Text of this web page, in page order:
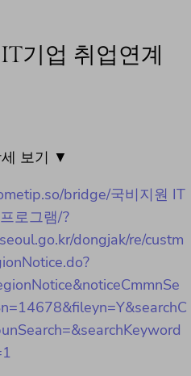
기업 취업연계
보기 ▼
bridge/국비지원 IT
로그램/?
dongjak/re/custm